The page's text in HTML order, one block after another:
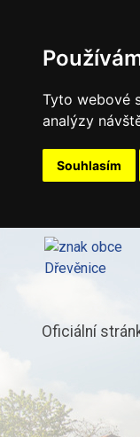
Tyto webové
analýzy
Souhlasím
Oficiální